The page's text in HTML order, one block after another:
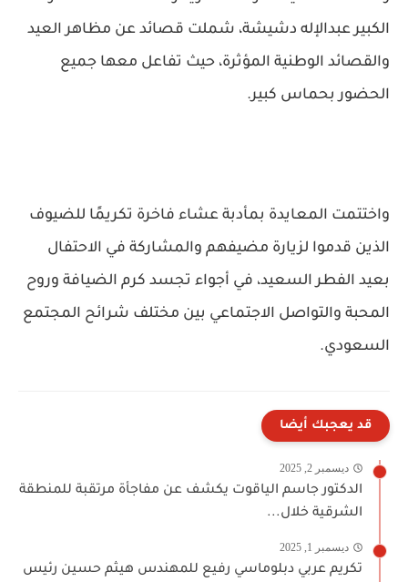
الكبير عبدالإله دشيشة، شملت قصائد عن مظاهر العيد
والقصائد الوطنية المؤثرة، حيث تفاعل معها جميع
الحضور بحماس كبير.
واختتمت المعايدة بمأدبة عشاء فاخرة تكريمًا للضيوف
الذين قدموا لزيارة مضيفهم والمشاركة في الاحتفال
بعيد الفطر السعيد، في أجواء تجسد كرم الضيافة وروح
المحبة والتواصل الاجتماعي بين مختلف شرائح المجتمع
السعودي.
قد يعجبك أيضا
ديسمبر 2, 2025
الدكتور جاسم الياقوت يكشف عن مفاجأة مرتقبة للمنطقة
الشرقية خلال...
ديسمبر 1, 2025
تكريم عربي دبلوماسي رفيع للمهندس هيثم حسين رئيس